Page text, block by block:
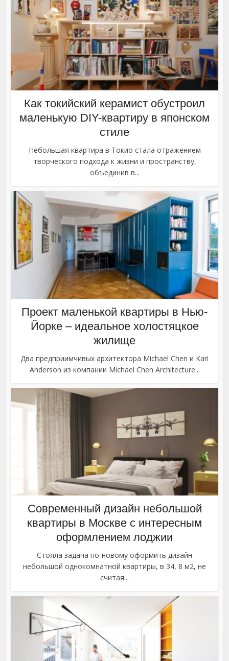
Как токийский керамист обустроил
маленькую DIY-квартиру в японском
стиле
Небольшая квартира в Токио стала отражением
творческого подхода к жизни и пространству,
объединив в...
Проект маленькой квартиры в Нью-
Йорке – идеальное холостяцкое
жилище
Два предприимчивых архитектора Michael Chen и Kari
Anderson из компании Michael Chen Architecture...
Современный дизайн небольшой
квартиры в Москве с интересным
оформлением лоджии
Стояла задача по-новому оформить дизайн
небольшой однокомнатной квартиры, в 34, 8 м2, не
считая...